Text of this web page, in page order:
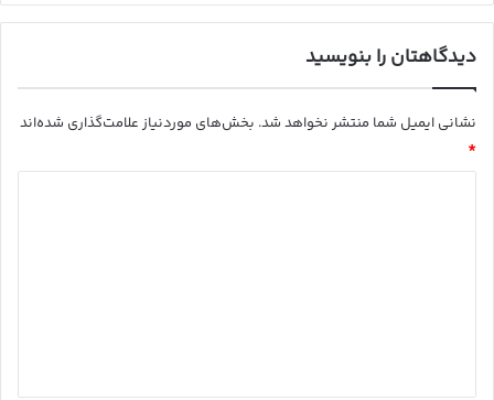
دیدگاهتان را بنویسید
نشانی ایمیل شما منتشر نخواهد شد. بخش‌های موردنیاز علامت‌گذاری شده‌اند
*